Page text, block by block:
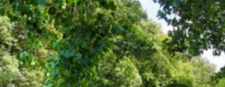
professionnel et fiable à Vix en Vendée, mais
également aux alentours, Fontenay-le-
Comte, Niort, Surgères ou encore
La Rochelle.